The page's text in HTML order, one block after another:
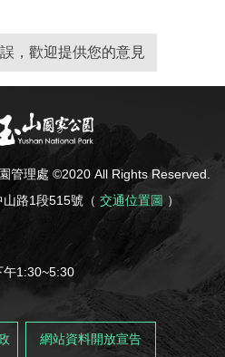
，歡迎提供您的意見
管理處 ©2020 All Rights Reserved.
路1段515號（ 交通位置圖 ）
午1:30~5:30
網站資料開放宣告